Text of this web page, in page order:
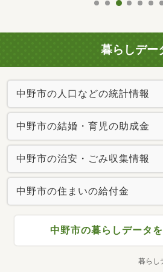
暮らしデー
中野市の人口などの統計情報
中野市の結婚・育児の助成金
中野市の治安・ごみ収集情報
中野市の住まいの給付金
中野市の暮らしデータ
暮らし